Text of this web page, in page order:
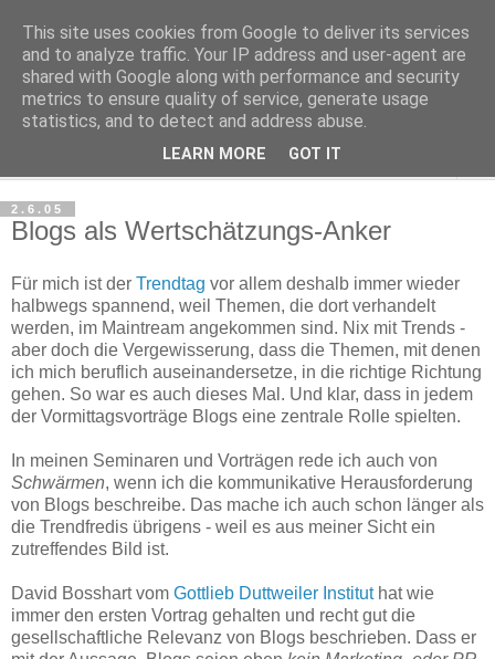
Haltungsturnen
Niveau sieht nur von unten aus wie Arroganz.
2.6.05
Blogs als Wertschätzungs-Anker
Für mich ist der Trendtag vor allem deshalb immer wieder
halbwegs spannend, weil Themen, die dort verhandelt
werden, im Maintream angekommen sind. Nix mit Trends -
aber doch die Vergewisserung, dass die Themen, mit denen
ich mich beruflich auseinandersetze, in die richtige Richtung
gehen. So war es auch dieses Mal. Und klar, dass in jedem
der Vormittagsvorträge Blogs eine zentrale Rolle spielten.
In meinen Seminaren und Vorträgen rede ich auch von
Schwärmen, wenn ich die kommunikative Herausforderung
von Blogs beschreibe. Das mache ich auch schon länger als
die Trendfredis übrigens - weil es aus meiner Sicht ein
zutreffendes Bild ist.
David Bosshart vom Gottlieb Duttweiler Instituthat wie
immer den ersten Vortrag gehalten und recht gut die
gesellschaftliche Relevanz von Blogs beschrieben. Dass er
This site uses cookies from Google to deliver its services
and to analyze traffic. Your IP address and user-agent are
shared with Google along with performance and security
metrics to ensure quality of service, generate usage
statistics, and to detect and address abuse.
LEARN MORE GOT IT